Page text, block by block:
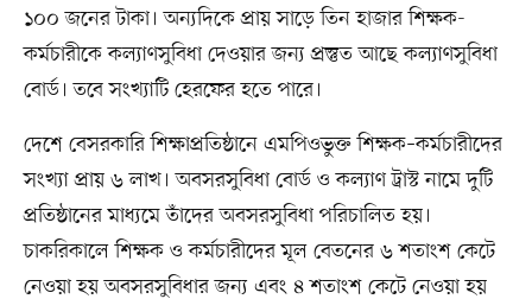
১০০ জনের টাকা। অন্যদিকে প্রায় সাড়ে তিন হাজার শিক্ষক-
কর্মচারীকে কল্যাণসুবিধা দেওয়ার জন্য প্রস্তুত আছে কল্যাণসুবিধা
বোর্ড। তবে সংখ্যাটি হেরফের হতে পারে।
দেশে বেসরকারি শিক্ষাপ্রতিষ্ঠানে এমপিওভুক্ত শিক্ষক–কর্মচারীদের
সংখ্যা প্রায় ৬ লাখ। অবসরসুবিধা বোর্ড ও কল্যাণ ট্রাস্ট নামে দুটি
প্রতিষ্ঠানের মাধ্যমে তাঁদের অবসরসুবিধা পরিচালিত হয়।
চাকরিকালে শিক্ষক ও কর্মচারীদের মূল বেতনের ৬ শতাংশ কেটে
নেওয়া হয় অবসরসুবিধার জন্য এবং ৪ শতাংশ কেটে নেওয়া হয়